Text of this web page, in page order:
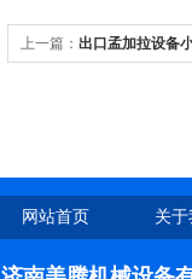
上一篇： 出口孟加拉设备
网站首页 关